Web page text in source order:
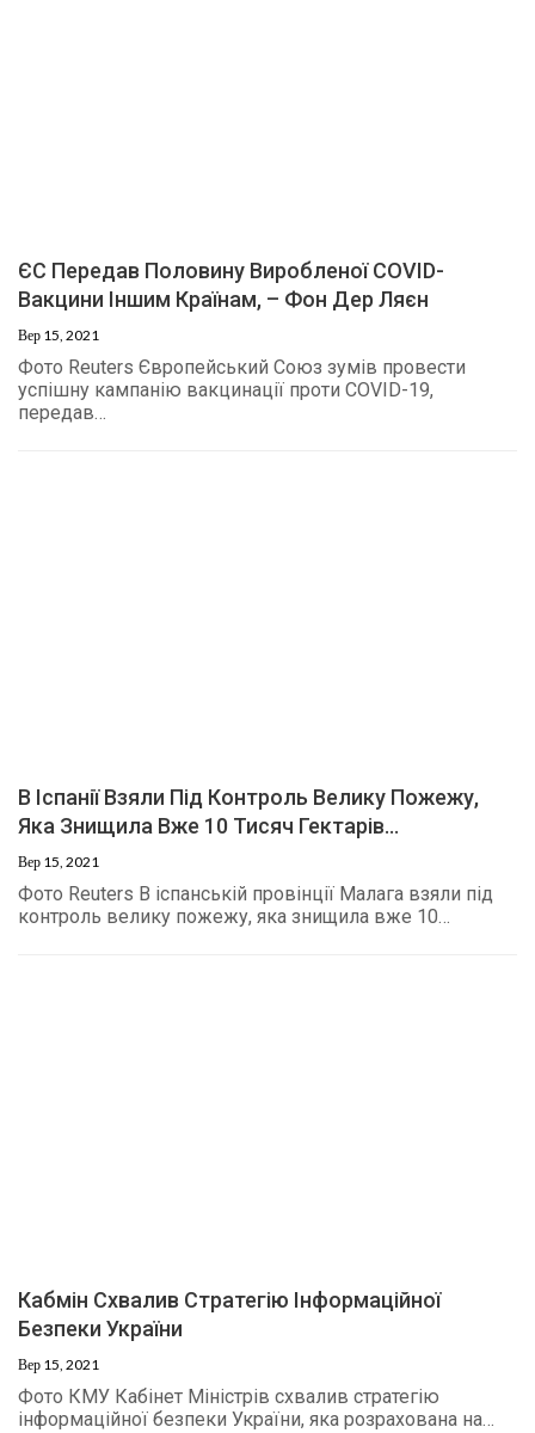
ЄС Передав Половину Виробленої COVID-
Вакцини Іншим Країнам, – Фон Дер Ляєн
Вер 15, 2021
Фото Reuters Європейський Союз зумів провести
успішну кампанію вакцинації проти COVID-19,
передав…
В Іспанії Взяли Під Контроль Велику Пожежу,
Яка Знищила Вже 10 Тисяч Гектарів…
Вер 15, 2021
Фото Reuters В іспанській провінції Малага взяли під
контроль велику пожежу, яка знищила вже 10…
Кабмін Схвалив Стратегію Інформаційної
Безпеки України
Вер 15, 2021
Фото КМУ Кабінет Міністрів схвалив стратегію
інформаційної безпеки України, яка розрахована на…